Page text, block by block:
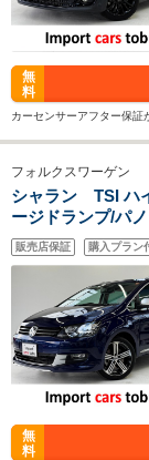
無
料
カーセンサーアフター保証
フォルクスワーゲン
シャラン TSI ハ
ージドランプ/パ
コントロール/ブ
トヒーター/パワ
販売店保証 購入プラン
無
料